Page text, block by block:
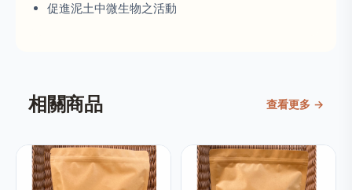
促進泥土中微生物之活動
相關商品 查看更多 →